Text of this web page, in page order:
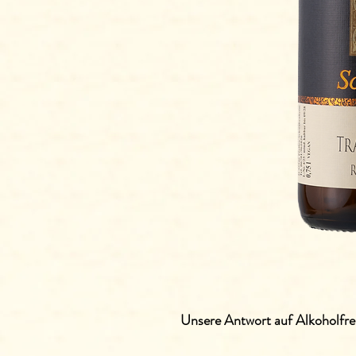
Unsere Antwort auf